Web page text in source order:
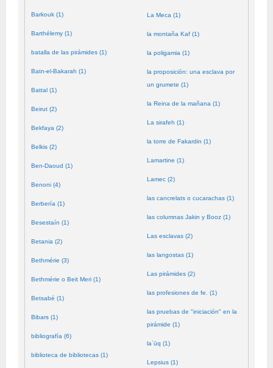
Barkouk (1)
Barthélemy (1)
batalla de las pirámides (1)
Batn-el-Bakarah (1)
Battal (1)
Beirut (2)
Bekfaya (2)
Belkis (2)
Ben-Daoud (1)
Benoni (4)
Berbería (1)
Besestaín (1)
Betania (2)
Bethmérie (3)
Bethmérie o Beit Meri (1)
Betsabé (1)
Bibars (1)
bibliografía (6)
biblioteca de bibliotecas (1)
La Meca (1)
la montaña Kaf (1)
la poligamia (1)
la proposición: una esclava por
un grumete (1)
la Reina de la mañana (1)
La sirafeh (1)
la torre de Fakardin (1)
Lamartine (1)
Lamec (2)
las cancrelats o cucarachas (1)
las columnas Jakin y Booz (1)
Las esclavas (2)
las langostas (1)
Las pirámides (2)
las profesiones de fe. (1)
las pruebas de "iniciación" en la
pirámide (1)
laʿūq (1)
Lepsius (1)